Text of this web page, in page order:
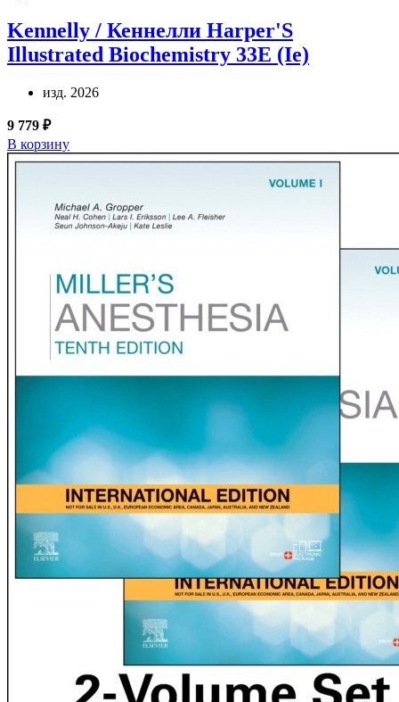
Kennelly / Кеннелли Harper'S
Illustrated Biochemistry 33E (Ie)
изд. 2026
9 779 ₽
В корзину